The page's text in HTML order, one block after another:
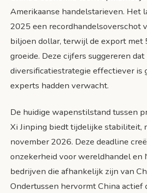
Amerikaanse handelstarieven. Het
2025 een recordhandelsoverschot
biljoen dollar, terwijl de export met
groeide. Deze cijfers suggereren dat
diversificatiestrategie effectiever is
experts hadden verwacht.
De huidige wapenstilstand tussen
Xi Jinping biedt tijdelijke stabiliteit,
november 2026. Deze deadline
onzekerheid voor wereldhandel en
bedrijven die afhankelijk zijn van
Ondertussen hervormt China actief